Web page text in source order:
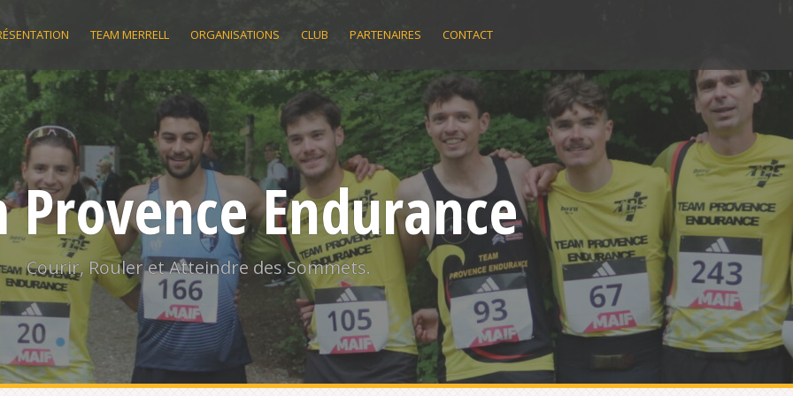
TEAM MERRELL ORGANISATIONS CLUB PARTENAIRES CONTACT
Provence Endurance
Courir, Rouler et Atteindre des Sommets.